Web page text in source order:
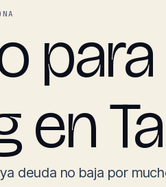
en
deuda no baja por